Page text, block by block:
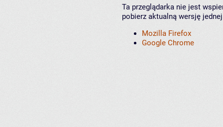
Ta przeglądarka nie jest
pobierz aktualną wersję
Mozilla Firefox
Google Chrome